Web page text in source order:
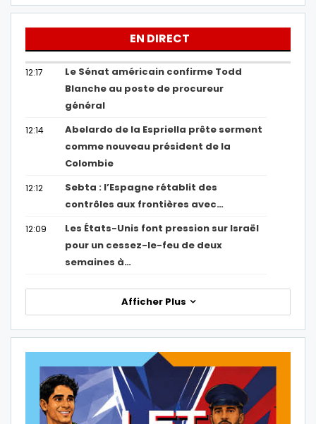
EN DIRECT
12:17
Le Sénat américain confirme Todd
Blanche au poste de procureur
général
12:14
Abelardo de la Espriella prête serment
comme nouveau président de la
Colombie
12:12
Sebta : l’Espagne rétablit des
contrôles aux frontières avec…
12:09
Les États-Unis font pression sur Israël
pour un cessez-le-feu de deux
semaines à…
Afficher Plus